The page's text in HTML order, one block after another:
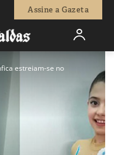
Assine a Gazeta
estreiam-se no